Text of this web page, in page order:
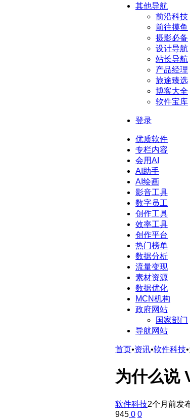
其他导航
前沿科技
前往摸鱼
摄影必备
设计导航
站长导航
产品经理
旅途臻选
博客大全
软件宝库
登录
优质软件
专栏内容
会用AI
AI助手
AI绘画
影音工具
数字员工
创作工具
效率工具
创作平台
热门榜单
数据分析
流量变现
素材资源
数据优化
MCN机构
政府网站
国家部门
导航网站
首页•资讯•软件科技•
为什么说
软件科技2个月前发
945 0 0